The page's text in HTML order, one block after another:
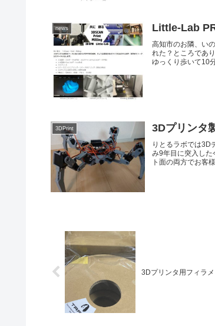
news Little-Lab
高知市のお隣、い
れた？ところであ
ゆっくり歩いて10
3DPrint 3Dプリンタ
りとるラボでは3D
み9年目に突入し
ト面の両方でお客
3Dプリンタ用フィラ